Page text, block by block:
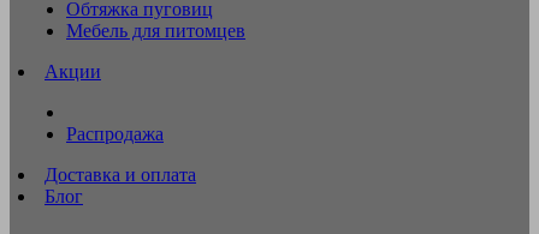
Обтяжка пуговиц
Мебель для питомцев
Акции
Распродажа
Доставка и оплата
Блог